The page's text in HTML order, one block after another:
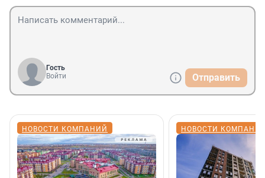
Гость
Войти
Отправить
НОВОСТИ КОМПАНИЙ НОВОСТИ